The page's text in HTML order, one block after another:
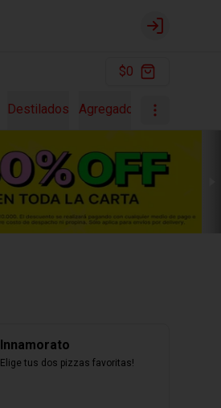
Login
$0
Destilados Agregados Pastas
Innamorato
Elige tus dos pizzas favoritas!